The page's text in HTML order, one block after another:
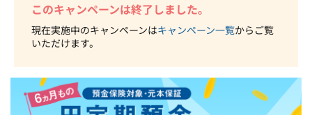
このキャンペーンは終了しました。
現在実施中のキャンペーンはキャンペーン一覧からご覧
いただけます。